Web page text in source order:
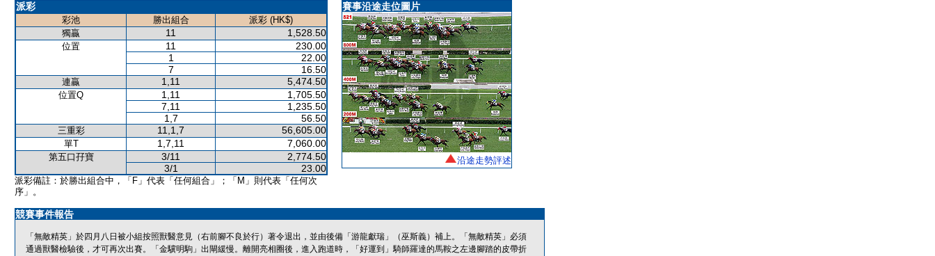
派彩
彩池 勝出組合
派彩 (HK$)
獨贏
11 1,528.50
位置 11
230.00
1
22.00
7
16.50
連贏 1,11 5,474.50
位置Q 1,11
1,705.50
7,11
1,235.50
1,7
56.50
三重彩 11,1,7 56,605.00
單T 1,7,11 7,060.00
第五口孖寶 3/11
2,774.50
3/1
23.00
派彩備註：於勝出組合中，「F」代表「任何組合」；「M」則代表「任何次
序」。
賽事沿途走位圖片
沿途走勢評述
競賽事件報告
「無敵精英」於四月八日被小組按照獸醫意見（右前腳不良於行）著令退出，並由後備「游龍獻瑞」（巫斯義）補上。「無敵精英」必須
通過獸醫檢驗後，才可再次出賽。「金驥明駒」出閘緩慢。離開亮相圈後，進入跑道時，「好運到」騎師羅達的馬鞍之左邊腳踏的皮帶折